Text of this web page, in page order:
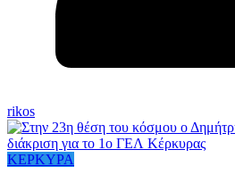
rikos
ΚΕΡΚΥΡΑ